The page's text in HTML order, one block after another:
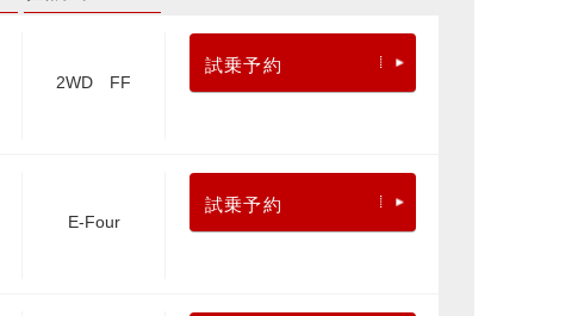
2WD FF
試乗予約
E-Four
試乗予約